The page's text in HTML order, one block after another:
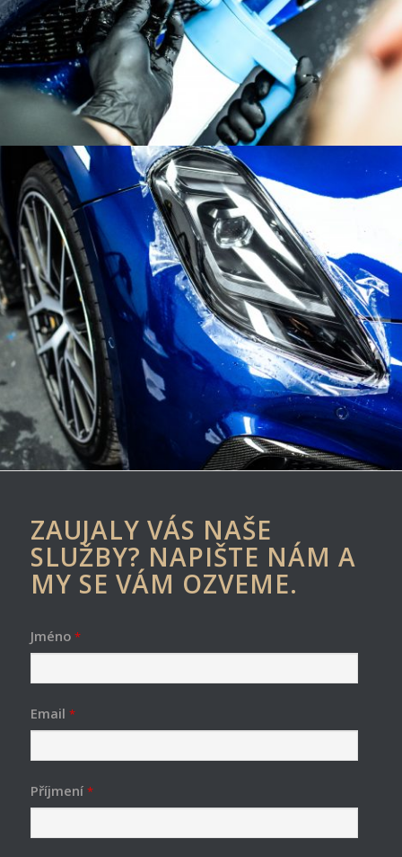
ZAUJALY VÁS NAŠE
SLUŽBY? NAPIŠTE NÁM A
MY SE VÁM OZVEME.
Jméno *
Email *
Příjmení *